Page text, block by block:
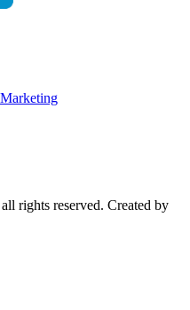
rights reserved. Created by